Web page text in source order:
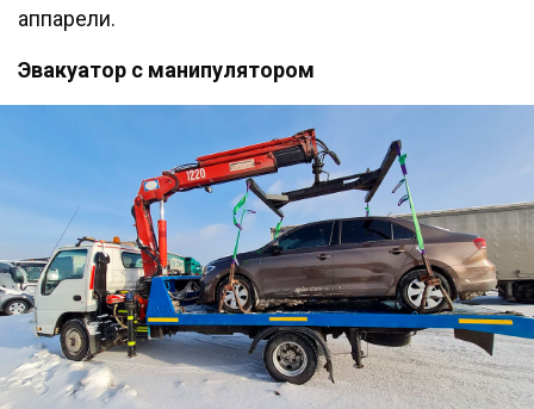
аппарели.
Эвакуатор с манипулятором